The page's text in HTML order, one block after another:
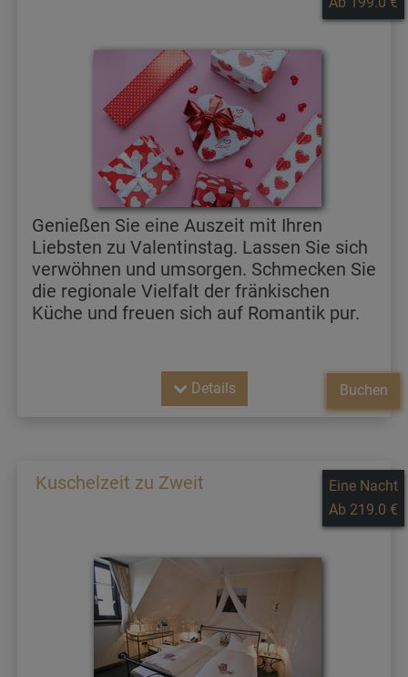
Genießen Sie eine Auszeit mit Ihren
Liebsten zu Valentinstag. Lassen Sie sich
verwöhnen und umsorgen. Schmecken Sie
die regionale Vielfalt der fränkischen
Küche und freuen sich auf Romantik pur.
Buchen
Details
Kuschelzeit zu Zweit
Eine Nacht
Ab 219.0 €